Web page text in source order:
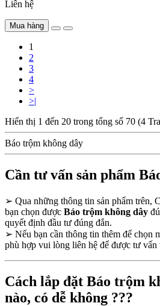
Liên hệ
Mua hàng
1
2
3
4
>
>|
Hiển thị 1 đến 20 trong tổng số 70 (4
Báo trộm không dây
Cần tư vấn sản phẩm
➢ Qua những thông tin sản phẩm trên,
bạn chọn được Báo trộm không dây
quyết định đầu tư đúng đắn.
➢ Nếu bạn cần thông tin thêm để chọn
phù hợp vui lòng liên hệ để được tư vấn
Cách lắp đặt Báo trộm
nào, có dễ không ???